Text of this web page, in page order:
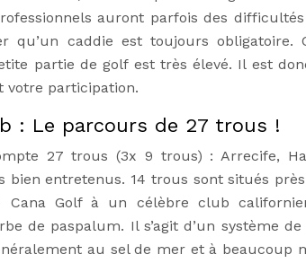
auront parfois des
qu’un caddie est toujours
partie de golf est très élevé. Il est
votre participation.
: Le parcours de 27 trous !
27 trous (3x 9 trous) : Arrecife,
bien entretenus. 14 trous sont situés
Cana Golf à un célèbre club
de paspalum. Il s’agit d’un système
au sel de mer et à beaucoup